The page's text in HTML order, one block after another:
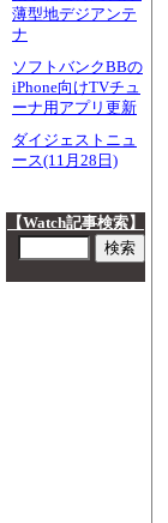
薄型地デジアンテ
ナ
ソフトバンクBBの
iPhone向けTVチュ
ーナ用アプリ更新
ダイジェストニュ
ース(11月28日)
【Watch記事検索】